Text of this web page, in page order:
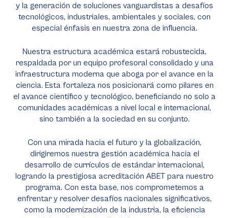
y la generación de soluciones vanguardistas a desafíos
tecnológicos, industriales, ambientales y sociales, con
especial énfasis en nuestra zona de influencia.
Nuestra estructura académica estará robustecida,
respaldada por un equipo profesoral consolidado y una
infraestructura moderna que aboga por el avance en la
ciencia. Esta fortaleza nos posicionará como pilares en
el avance científico y tecnológico, beneficiando no solo a
comunidades académicas a nivel local e internacional,
sino también a la sociedad en su conjunto.
Con una mirada hacia el futuro y la globalización,
dirigiremos nuestra gestión académica hacia el
desarrollo de currículos de estándar internacional,
logrando la prestigiosa acreditación ABET para nuestro
programa. Con esta base, nos comprometemos a
enfrentar y resolver desafíos nacionales significativos,
como la modernización de la industria, la eficiencia